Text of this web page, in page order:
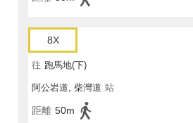
8X
往 跑馬地(下)
阿公岩道, 柴灣道 站
距離 50m